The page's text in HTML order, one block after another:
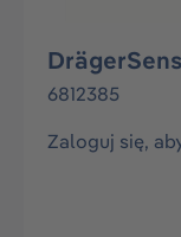
6812385
Zaloguj się,